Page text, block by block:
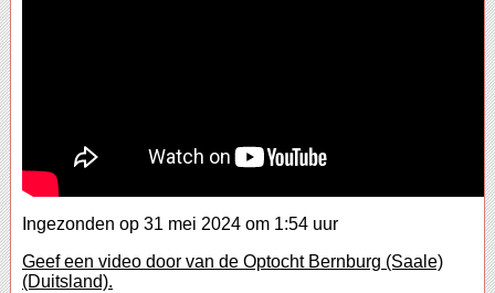
Ingezonden op 31 mei 2024 om 1:54 uur
Geef een video door van de Optocht Bernburg (Saale)
(Duitsland).